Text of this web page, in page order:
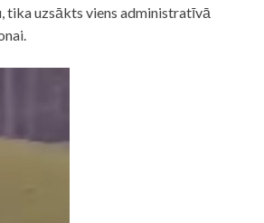
tika uzsākts viens administratīvā